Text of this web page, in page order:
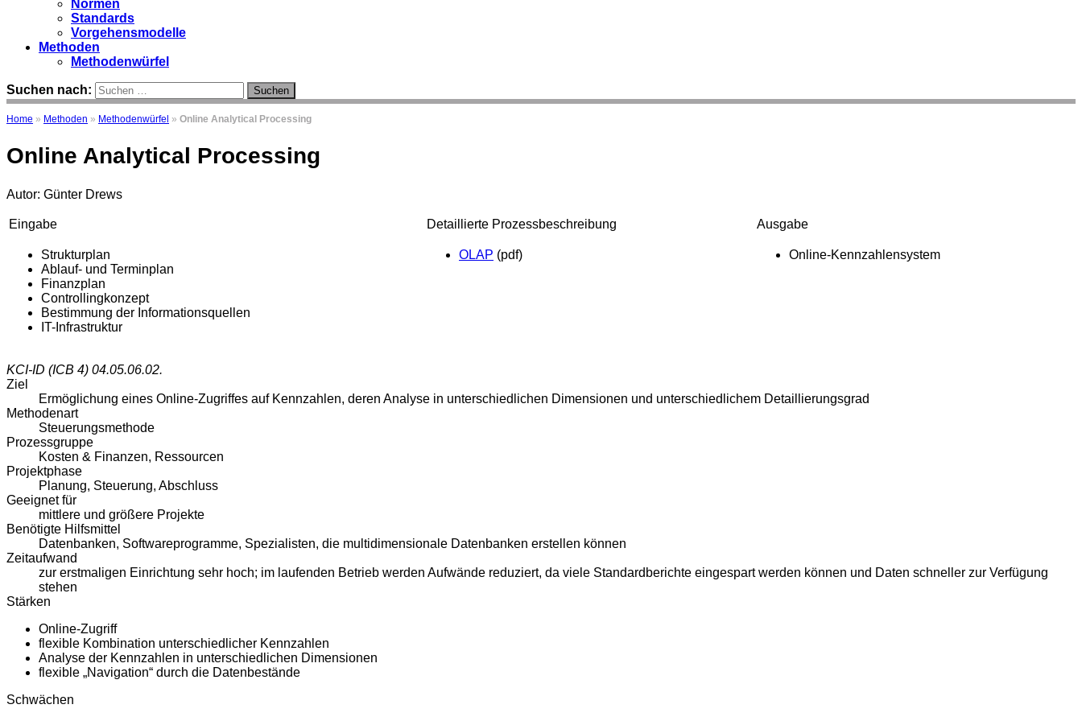
Normen
Standards
Vorgehensmodelle
Methoden
Methodenwürfel
Suchen nach:
Home » Methoden » Methodenwürfel » Online Analytical Processing
Online Analytical Processing
Autor: Günter Drews
Eingabe Detaillierte Prozessbeschreibung Ausgabe
Strukturplan
Ablauf- und Terminplan
Finanzplan
Controllingkonzept
Bestimmung der Informationsquellen
IT-Infrastruktur
OLAP (pdf) Online-Kennzahlensystem
KCI-ID (ICB 4) 04.05.06.02.
Ziel
Ermöglichung eines Online-Zugriffes auf Kennzahlen, deren Analyse in unterschiedlichen Dimensionen und unterschiedlichem Detaillierungsgrad
Methodenart
Steuerungsmethode
Prozessgruppe
Kosten & Finanzen, Ressourcen
Projektphase
Planung, Steuerung, Abschluss
Geeignet für
mittlere und größere Projekte
Benötigte Hilfsmittel
Datenbanken, Softwareprogramme, Spezialisten, die multidimensionale Datenbanken erstellen können
Zeitaufwand
zur erstmaligen Einrichtung sehr hoch; im laufenden Betrieb werden Aufwände reduziert, da viele Standardberichte eingespart werden können und Daten schneller zur Verfügung
stehen
Stärken
Online-Zugriff
flexible Kombination unterschiedlicher Kennzahlen
Analyse der Kennzahlen in unterschiedlichen Dimensionen
flexible „Navigation“ durch die Datenbestände
Schwächen